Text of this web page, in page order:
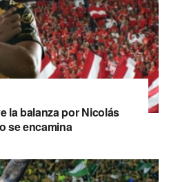
la balanza por Nicolás
se encamina